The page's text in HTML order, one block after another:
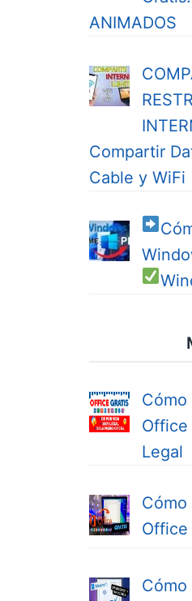
ANIMADOS
Compartir
Cable y WiFi
Office
Legal
Office